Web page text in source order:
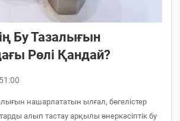
Бу Тазалығын
Рөлі Қандай?
нашарлататын ылғал, бөгелістер
алып тастау арқылы өнеркәсіптік бу